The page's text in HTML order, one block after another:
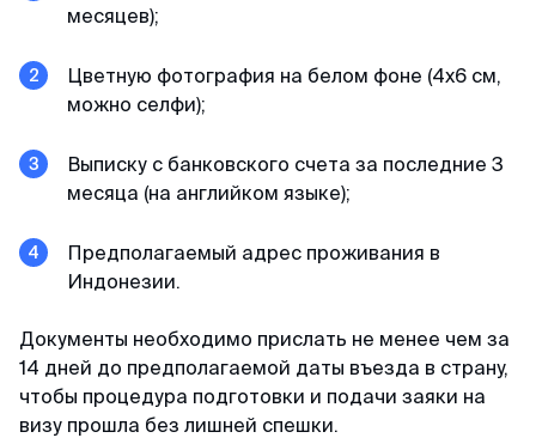
Вжух — и готово
Сделали визу в Японию, запросив у меня
минимум пакета документа, в отличие от
Отзыв с Telegram · 2024
Огромное спасибо за оформление кеты.
Сделали за 36 часов с момента оплаты на
двоих за 6000. Идеальное соотношение цены
и качества.
Всё ещё сомневаешься?
Читай отзывы в первоисточниках. Искренние
благодарности реальных людей ↓
месяцев);
Цветную фотография на белом фоне (4х6 см,
можно селфи);
Выписку с банковского счета за последние 3
месяца (на английком языке);
Предполагаемый адрес проживания в
Индонезии.
Документы необходимо прислать не менее чем за
14 дней до предполагаемой даты въезда в страну,
чтобы процедура подготовки и подачи заяки на
визу прошла без лишней спешки.